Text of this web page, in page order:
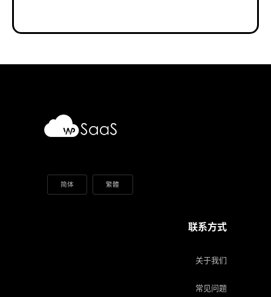
简体 繁體
联系方式
关于我们
常见问题